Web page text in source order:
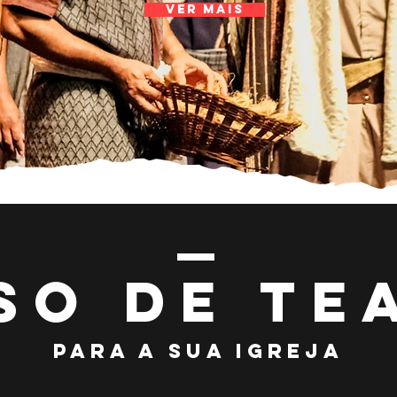
VER MAIS
de
PARA A SUA IGREJA